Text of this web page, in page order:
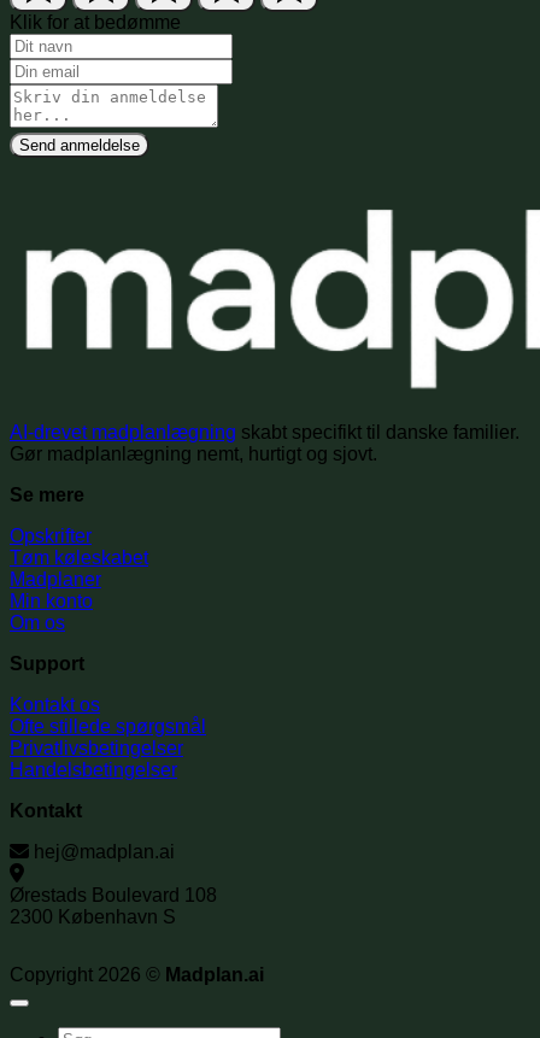
Klik for at bedømme
Send anmeldelse
AI-drevet madplanlægning skabt specifikt til danske familier.
Gør madplanlægning nemt, hurtigt og sjovt.
Se mere
Opskrifter
Tøm køleskabet
Madplaner
Min konto
Om os
Support
Kontakt os
Ofte stillede spørgsmål
Privatlivsbetingelser
Handelsbetingelser
Kontakt
hej@madplan.ai
Ørestads Boulevard 108
2300 København S
Copyright 2026 © Madplan.ai